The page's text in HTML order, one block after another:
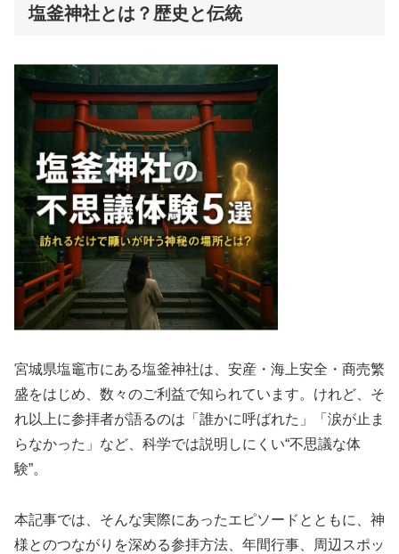
塩釜神社とは？歴史と伝統
宮城県塩竈市にある塩釜神社は、安産・海上安全・商売繁
盛をはじめ、数々のご利益で知られています。けれど、そ
れ以上に参拝者が語るのは「誰かに呼ばれた」「涙が止ま
らなかった」など、科学では説明しにくい“不思議な体
験”。
本記事では、そんな実際にあったエピソードとともに、神
様とのつながりを深める参拝方法、年間行事、周辺スポッ